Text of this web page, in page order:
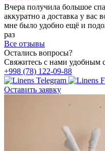
Вчера получила большое
аккуратно а доставка у вас
мне было удобно ещё и
раз
Все отзывы
Остались вопросы?
Свяжитесь с нами удобным
+998 (78) 122-09-88
Оставить заявку